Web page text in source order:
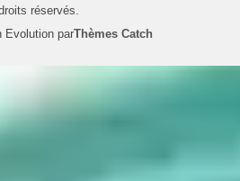
réservés.
Evolution parThèmes Catch